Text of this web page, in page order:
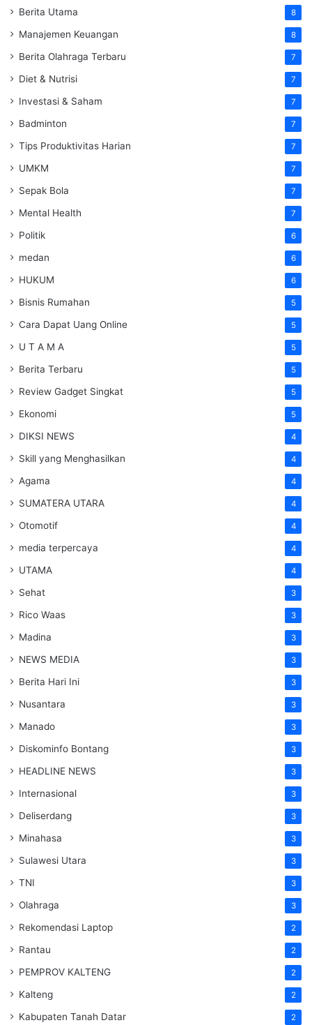
Berita Utama 8
Manajemen Keuangan 8
Berita Olahraga Terbaru 7
Diet & Nutrisi 7
Investasi & Saham 7
Badminton 7
Tips Produktivitas Harian 7
UMKM 7
Sepak Bola 7
Mental Health 7
Politik 6
medan 6
HUKUM 6
Bisnis Rumahan 5
Cara Dapat Uang Online 5
U T A M A 5
Berita Terbaru 5
Review Gadget Singkat 5
Ekonomi 5
DIKSI NEWS 4
Skill yang Menghasilkan 4
Agama 4
SUMATERA UTARA 4
Otomotif 4
media terpercaya 4
UTAMA 4
Sehat 3
Rico Waas 3
Madina 3
NEWS MEDIA 3
Berita Hari Ini 3
Nusantara 3
Manado 3
Diskominfo Bontang 3
HEADLINE NEWS 3
Internasional 3
Deliserdang 3
Minahasa 3
Sulawesi Utara 3
TNI 3
Olahraga 3
Rekomendasi Laptop 2
Rantau 2
PEMPROV KALTENG 2
Kalteng 2
Kabupaten Tanah Datar 2